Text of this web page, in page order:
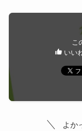
こ
いい
よか